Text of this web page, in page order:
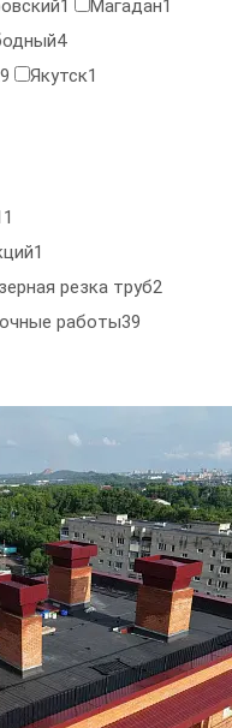
1 Магадан1
4
9 Якутск1
1
резка труб2
работы39